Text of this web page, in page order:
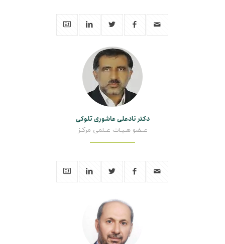
دکتر نادعلی عاشوری تلوکی
عــضو هـیـات عــلمی مرکـز